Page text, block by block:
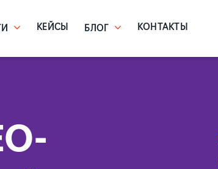
КЕЙСЫ БЛОГ КОНТАКТЫ